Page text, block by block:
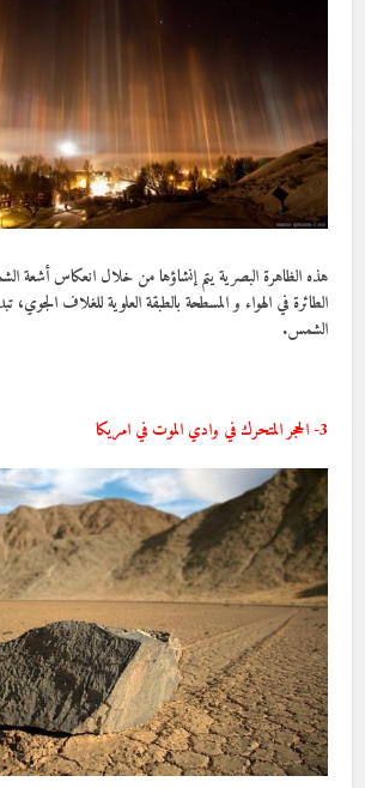
هذه الظاهرة البصرية يتم إنشاؤها من خلال انعكاس أشعة
الطائرة في الهواء و المسطحة بالطبقة العلوية للغلاف الجوي،
الشمس.
3- الحجر المتحرك في وادي الموت في امريكا